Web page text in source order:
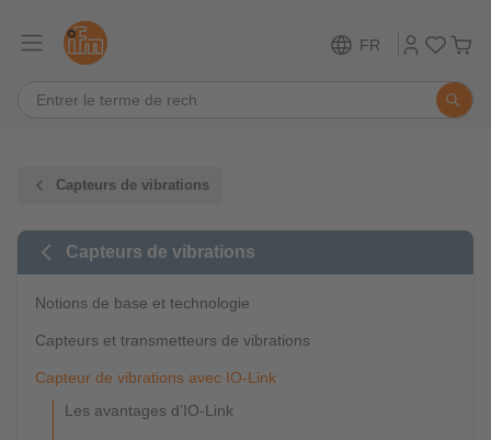
FR
Capteurs de vibrations
Capteurs de vibrations
Notions de base et technologie
Capteurs et transmetteurs de vibrations
Capteur de vibrations avec IO-Link
Les avantages d’IO-Link